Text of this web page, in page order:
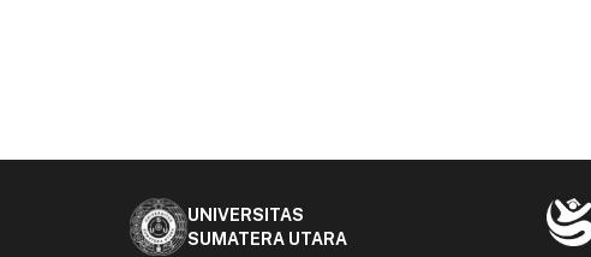
UNIVERSITAS
SUMATERA UTARA